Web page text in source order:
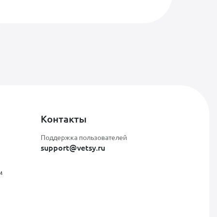
Контакты
Поддержка пользователей
support@vetsy.ru